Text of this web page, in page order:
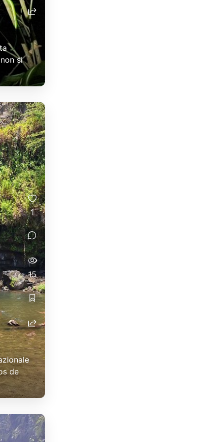
si
de
1
15